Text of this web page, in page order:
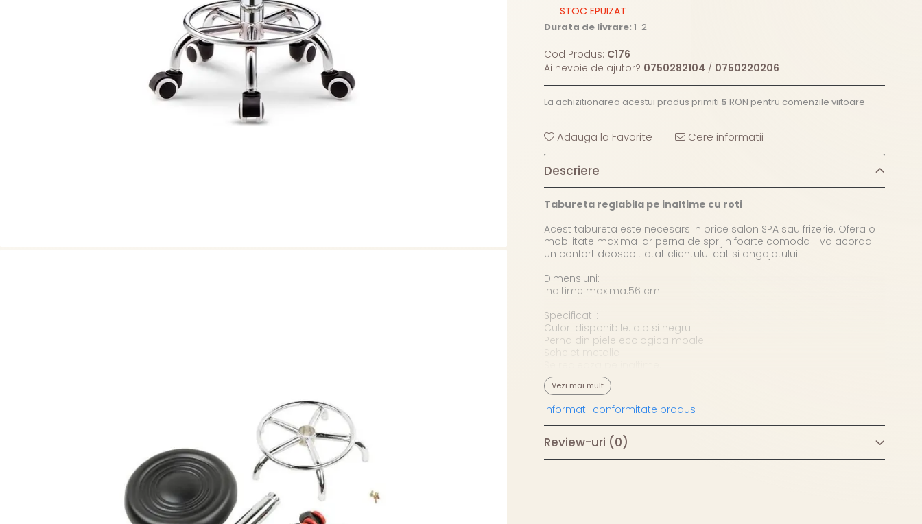
STOC EPUIZAT
Durata de livrare: 1-2
Cod Produs: C176
Ai nevoie de ajutor? 0750282104 / 0750220206
La achizitionarea acestui produs primiti 5 RON pentru comenzile viitoare
Adauga la Favorite Cere informatii
Descriere
Tabureta reglabila pe inaltime cu roti
Acest tabureta este necesars in orice salon SPA sau frizerie. Ofera o
mobilitate maxima iar perna de sprijin foarte comoda ii va acorda
un confort deosebit atat clientului cat si angajatului.
Dimensiuni:
Inaltime maxima:56 cm
Specificatii:
Culori disponibile: alb si negru
Perna din piele ecologica moale
Schelet metalic
Vezi mai mult
Informatii conformitate produs
Review-uri (0)